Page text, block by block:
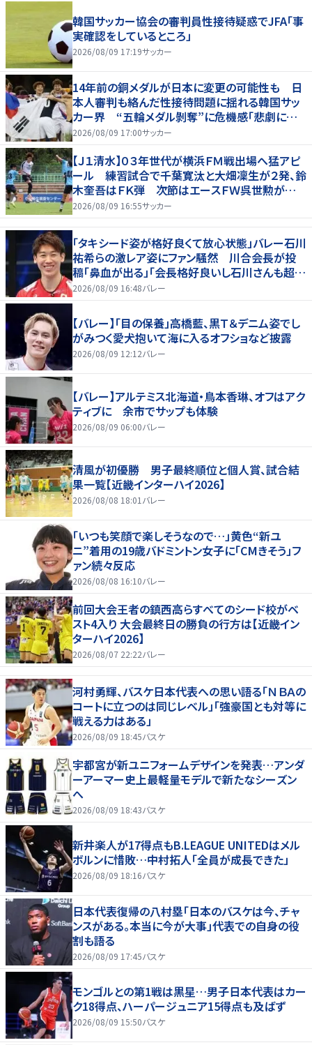
韓国サッカー協会の審判員性接待疑惑でJFA「事
実確認をしているところ」
2026/08/09 17:19サッカー
14年前の銅メダルが日本に変更の可能性も 日
本人審判も絡んだ性接待問題に揺れる韓国サッ
カー界 “五輪メダル剝奪”に危機感「悲劇に見
舞われる」
2026/08/09 17:00サッカー
【Ｊ１清水】０３年世代が横浜ＦＭ戦出場へ猛アピ
ール 練習試合で千葉寛汰と大畑凜生が２発、鈴
木奎吾はＦＫ弾 次節はエースＦＷ呉世勲が出
場停止
2026/08/09 16:55サッカー
「タキシード姿が格好良くて放心状態」バレー石川
祐希らの激レア姿にファン騒然 川合会長が投
稿「鼻血が出る」「会長格好良いし石川さんも超格
好いい」
2026/08/09 16:48バレー
【バレー】「目の保養」高橋藍、黒Ｔ＆デニム姿でし
がみつく愛犬抱いて海に入るオフショなど披露
2026/08/09 12:12バレー
【バレー】アルテミス北海道・鳥本香琳、オフはアク
ティブに 余市でサップも体験
2026/08/09 06:00バレー
清風が初優勝 男子最終順位と個人賞、試合結
果一覧【近畿インターハイ2026】
2026/08/08 18:01 バレー
「いつも笑顔で楽しそうなので…」黄色“新ユ
ニ”着用の19歳バドミントン女子に「CMきそう」フ
ァン続々反応
2026/08/08 16:10バレー
前回大会王者の鎮西高らすべてのシード校がベ
スト4入り 大会最終日の勝負の行方は【近畿イン
ターハイ2026】
2026/08/07 22:22バレー
河村勇輝、バスケ日本代表への思い語る「ＮＢＡの
コートに立つのは同じレベル」「強豪国とも対等に
戦える力はある」
2026/08/09 18:45バスケ
宇都宮が新ユニフォームデザインを発表…アンダ
ーアーマー史上最軽量モデルで新たなシーズン
へ
2026/08/09 18:43バスケ
新井楽人が17得点もB.LEAGUE UNITEDはメル
ボルンに惜敗…中村拓人「全員が成長できた」
2026/08/09 18:16バスケ
日本代表復帰の八村塁「日本のバスケは今、チャ
ンスがある。本当に今が大事」代表での自身の役
割も語る
2026/08/09 17:45バスケ
モンゴルとの第1戦は黒星…男子日本代表はカー
ク18得点、ハーパージュニア15得点も及ばず
2026/08/09 15:50バスケ